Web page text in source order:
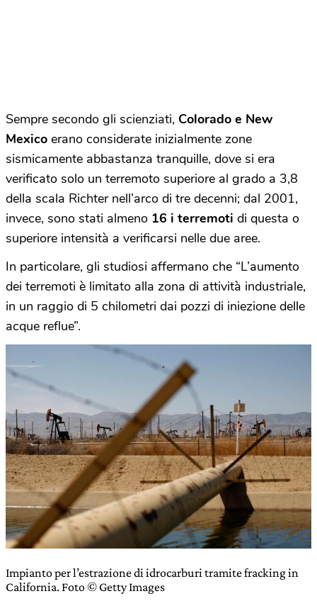
Sempre secondo gli scienziati, Colorado e New
Mexico erano considerate inizialmente zone
sismicamente abbastanza tranquille, dove si era
verificato solo un terremoto superiore al grado a 3,8
della scala Richter nell’arco di tre decenni; dal 2001,
invece, sono stati almeno 16 i terremoti di questa o
superiore intensità a verificarsi nelle due aree.
In particolare, gli studiosi affermano che “L’aumento
dei terremoti è limitato alla zona di attività industriale,
in un raggio di 5 chilometri dai pozzi di iniezione delle
acque reflue”.
Impianto per l’estrazione di idrocarburi tramite fracking in
California. Foto © Getty Images